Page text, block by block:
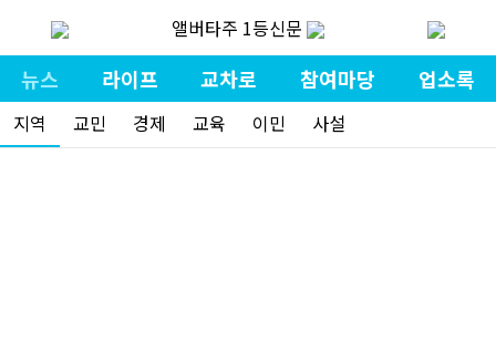
앨버타주 1등신문
뉴스 라이프 교차로 참여마당 업소록
지역 교민 경제 교육 이민 사설